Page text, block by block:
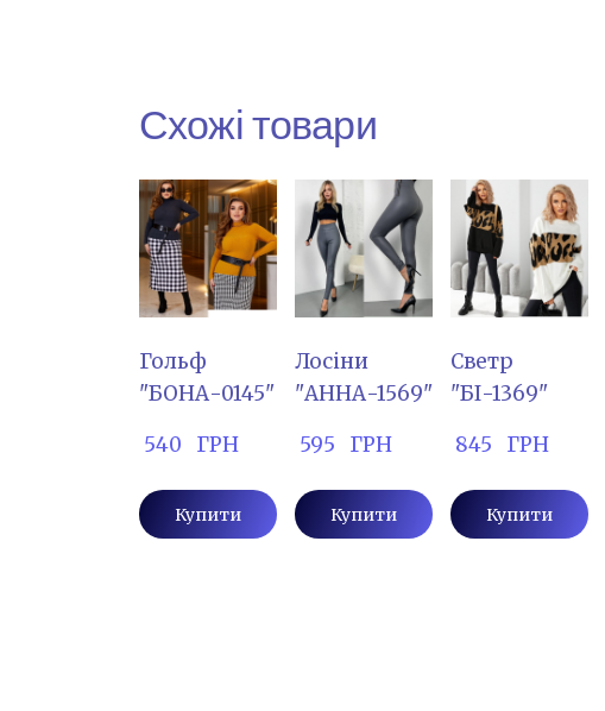
Схожі товари
Гольф
"БОНА-0145"
540   ГРН
Купити
Лосіни
"АННА-1569"
595   ГРН
Купити
Светр
"БІ-1369"
845   ГРН
Купити